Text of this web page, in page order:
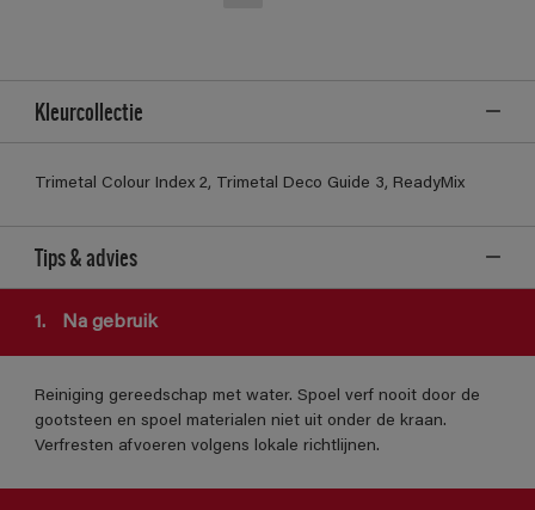
Kleurcollectie
Trimetal Colour Index 2, Trimetal Deco Guide 3, ReadyMix
Tips & advies
1. Na gebruik
Reiniging gereedschap met water. Spoel verf nooit door de
gootsteen en spoel materialen niet uit onder de kraan.
Verfresten afvoeren volgens lokale richtlijnen.